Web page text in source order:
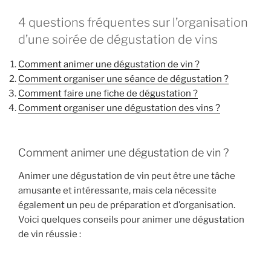
4 questions fréquentes sur l’organisation
d’une soirée de dégustation de vins
Comment animer une dégustation de vin ?
Comment organiser une séance de dégustation ?
Comment faire une fiche de dégustation ?
Comment organiser une dégustation des vins ?
Comment animer une dégustation de vin ?
Animer une dégustation de vin peut être une tâche
amusante et intéressante, mais cela nécessite
également un peu de préparation et d’organisation.
Voici quelques conseils pour animer une dégustation
de vin réussie :